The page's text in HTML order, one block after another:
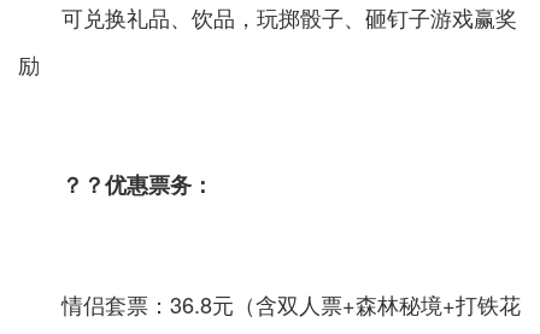
可兑换礼品、饮品，玩掷骰子、砸钉子游戏赢奖
励
？？优惠票务：
情侣套票：36.8元（含双人票+森林秘境+打铁花